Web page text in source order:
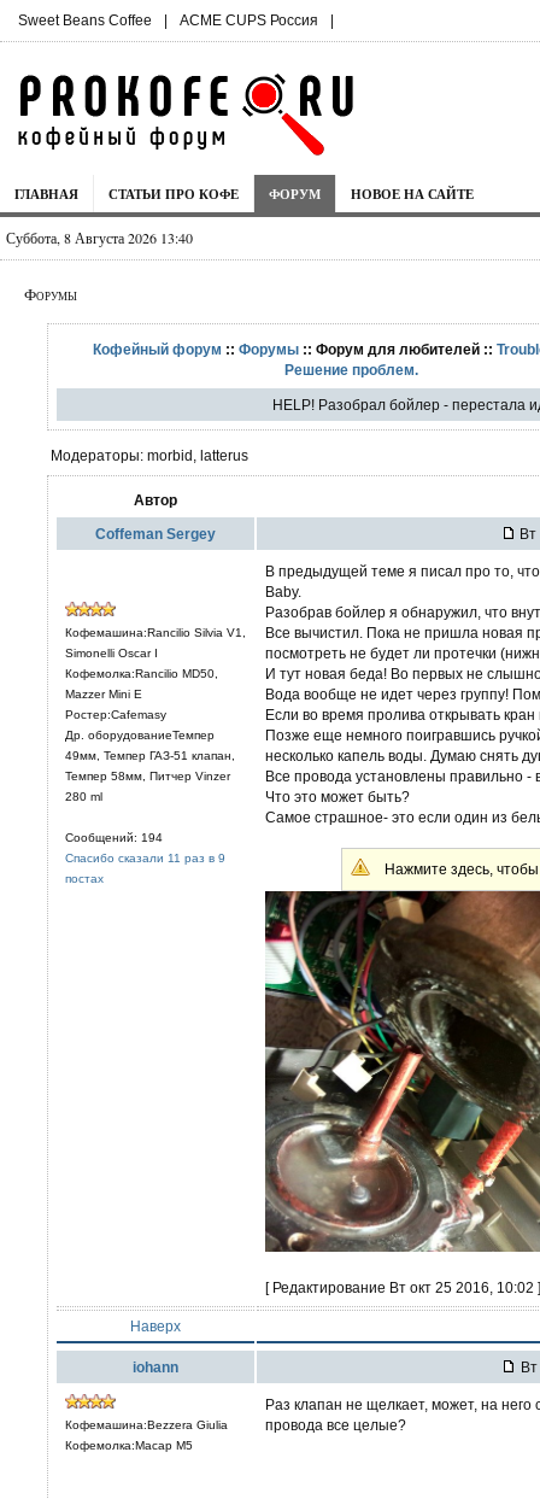
Sweet Beans Coffee | ACME CUPS Россия |
ГЛАВНАЯ СТАТЬИ ПРО КОФЕ ФОРУМ НОВОЕ НА САЙТЕ
Суббота, 8 Августа 2026 13:40
Форумы
Кофейный форум ::Форумы :: Форум для любителей ::
Решение проблем.
HELP! Разобрал бойлер - перестала
Модераторы: morbid, latterus
Автор
Coffeman Sergey Вт
Кофемашина:Rancilio Silvia V1,
Simonelli Oscar I
Кофемолка:Rancilio MD50,
Mazzer Mini E
Ростер:Cafemasy
Др. оборудованиеТемпер
49мм, Темпер ГАЗ-51 клапан,
Темпер 58мм, Питчер Vinzer
280 ml
Сообщений: 194
Спасибо сказали 11 раз в 9
постах
В предыдущей теме я писал про то,
Baby.
Разобрав бойлер я обнаружил, что
Все вычистил. Пока не пришла новая
посмотреть не будет ли протечки
И тут новая беда! Во первых не
Вода вообще не идет через группу!
Если во время пролива открывать
Позже еще немного поигравшись
несколько капель воды. Думаю снять
Все провода установлены правильно
Что это может быть?
Самое страшное- это если один из
Нажмите здесь, чтобы
[ Редактирование Вт окт 25 2016, 10:02 ]
Наверх
iohann
Кофемашина:Bezzera Giulia
Кофемолка:Macap M5
Раз клапан не щелкает, может, на
провода все целые?